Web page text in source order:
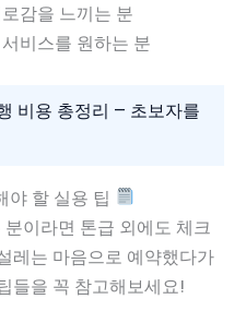
감을 느끼는 분
비스를 원하는 분
비용 총정리 – 초보자를
야 할 실용 팁
이라면 톤급 외에도 체크
레는 마음으로 예약했다가
들을 꼭 참고해보세요!